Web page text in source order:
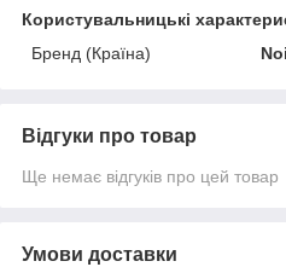
Користувальницькі
Бренд (Країна)
Відгуки про товар
Ще немає відгуків про цей товар
Умови доставки